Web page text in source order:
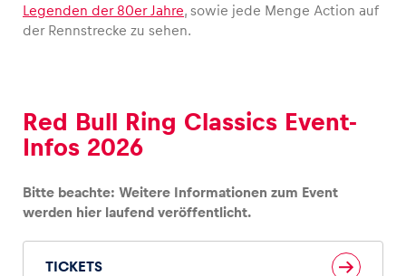
Glossar
Alle anzeigen
Legenden der 80er Jahre, sowie jede Menge Action auf
der Rennstrecke zu sehen.
Red Bull Ring Classics Event-
Infos 2026
Bitte beachte: Weitere Informationen zum Event
werden hier laufend veröffentlicht.
TICKETS